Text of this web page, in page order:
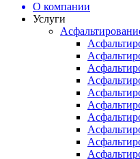
О компании
Услуги